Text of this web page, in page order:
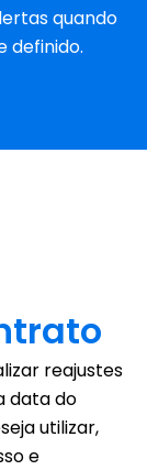
quando
definido.
reajustes
data do
e